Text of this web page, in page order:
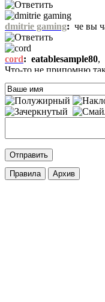
dmitrie gaming: че вы
cord: eatablesample80,
Что-то не припомню
тоже. Есть только одна
Hilary Duff and Her Baby.
На сайте нет онлайн
актриса
Mifman:DmitrieGaming